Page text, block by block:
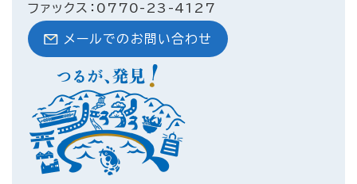
ファックス：0770-23-4127
メールでのお問い合わせ